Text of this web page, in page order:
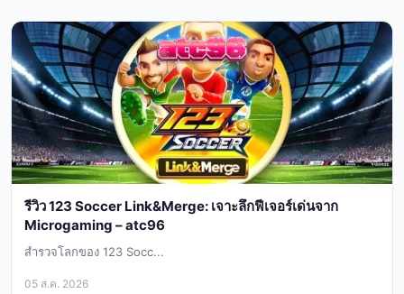
รีวิว 123 Soccer Link&Merge: เจาะลึกฟีเจอร์เด่นจาก
Microgaming – atc96
สำรวจโลกของ 123 Socc...
05 ส.ค. 2026